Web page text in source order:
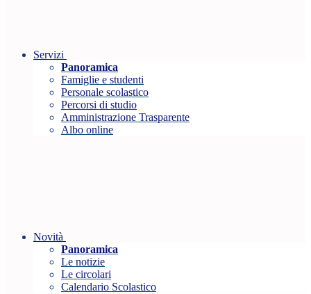
Servizi
Panoramica
Famiglie e studenti
Personale scolastico
Percorsi di studio
Amministrazione Trasparente
Albo online
Novità
Panoramica
Le notizie
Le circolari
Calendario Scolastico